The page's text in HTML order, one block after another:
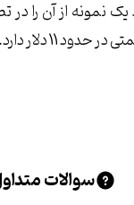
یک نمونه از آن را
11 دلار دارد.
سوالات